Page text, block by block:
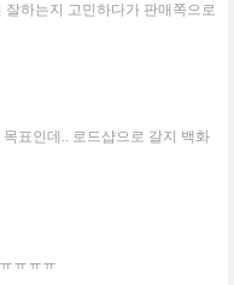
하는지 고민하다가 판매쪽으로
표인데.. 로드샵으로 갈지 백화
ㅠㅠㅠ